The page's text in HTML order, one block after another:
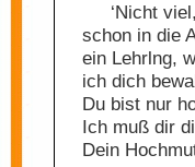
‘Nicht
schon in die
ein Lehrlng,
ich dich
Du bist nur
Ich muß dir
Dein